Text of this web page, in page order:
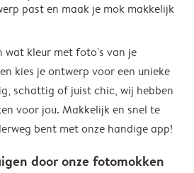
past en maak je mok makkelijk
wat kleur met foto's van je
kies je ontwerp voor een unieke
schattig of juist chic, wij hebben
voor jou. Makkelijk en snel te
bent met onze handige app!
door onze fotomokken